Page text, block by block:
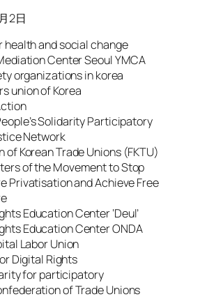
2日
health and social change
Center Seoul YMCA
organizations in korea
union of Korea
Solidarity Participatory
Network
of Korean Trade Unions (FKTU)
of the Movement to Stop
Privatisation and Achieve Free
Education Center ‘Deul’
Education Center ONDA
Labor Union
Digital Rights
for participatory
of Trade Unions